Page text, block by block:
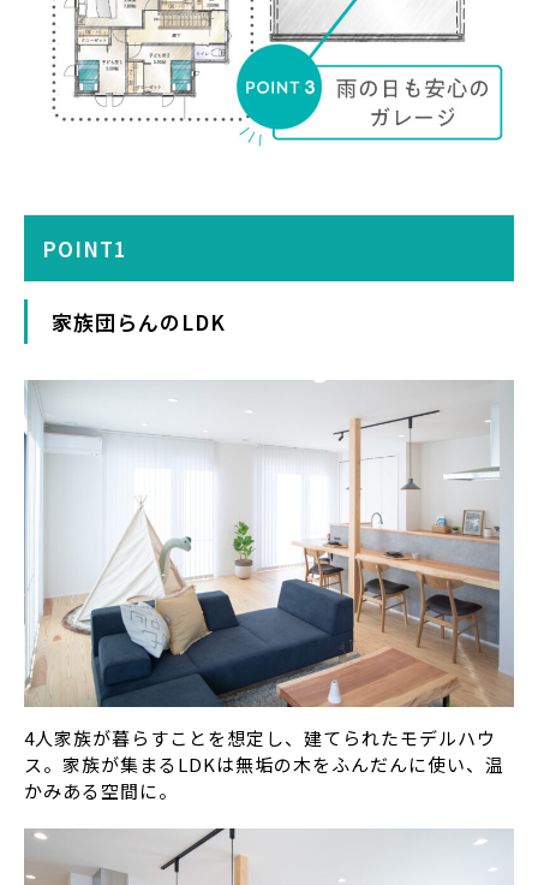
POINT1
家族団らんのLDK
4人家族が暮らすことを想定し、建てられたモデルハウ
ス。家族が集まるLDKは無垢の木をふんだんに使い、温
かみある空間に。